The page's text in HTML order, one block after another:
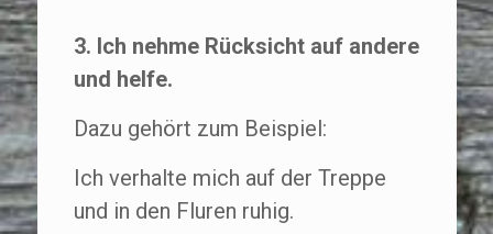
3. Ich nehme Rücksicht auf andere
und helfe.
Dazu gehört zum Beispiel:
Ich verhalte mich auf der Treppe
und in den Fluren ruhig.